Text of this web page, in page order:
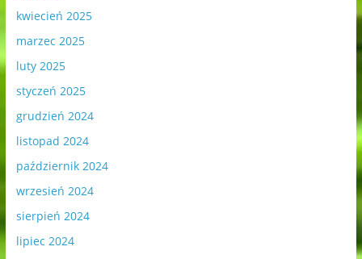
kwiecień 2025
marzec 2025
luty 2025
styczeń 2025
grudzień 2024
listopad 2024
październik 2024
wrzesień 2024
sierpień 2024
lipiec 2024